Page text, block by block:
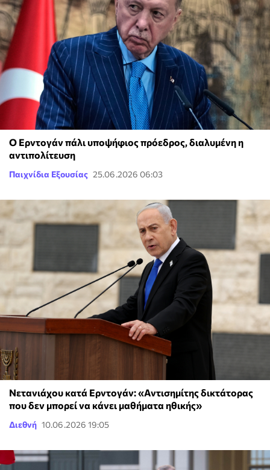
Ο Ερντογάν πάλι υποψήφιος πρόεδρος, διαλυμένη η
αντιπολίτευση
Παιχνίδια Εξουσίας 25.06.2026 06:03
Νετανιάχου κατά Ερντογάν: «Αντισημίτης δικτάτορας
που δεν μπορεί να κάνει μαθήματα ηθικής»
Διεθνή 10.06.2026 19:05